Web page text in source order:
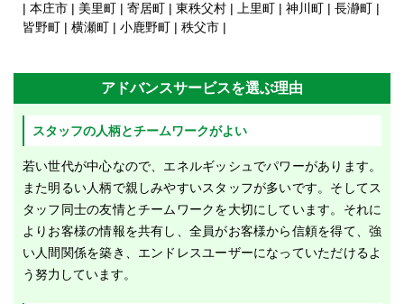
| 本庄市 | 美里町 | 寄居町 | 東秩父村 | 上里町 | 神川町 | 長瀞町 |
皆野町 | 横瀬町 | 小鹿野町 | 秩父市 |
アドバンスサービスを選ぶ理由
スタッフの人柄とチームワークがよい
若い世代が中心なので、エネルギッシュでパワーがあります。
また明るい人柄で親しみやすいスタッフが多いです。そしてス
タッフ同士の友情とチームワークを大切にしています。それに
よりお客様の情報を共有し、全員がお客様から信頼を得て、強
い人間関係を築き、エンドレスユーザーになっていただけるよ
う努力しています。